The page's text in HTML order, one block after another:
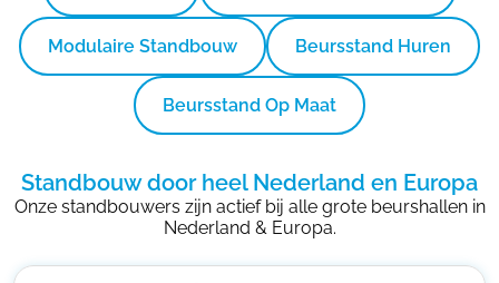
Modulaire Standbouw Beursstand Huren
Beursstand Op Maat
Standbouw door heel Nederland en Europa
Onze standbouwers zijn actief bij alle grote beurshallen in
Nederland & Europa.